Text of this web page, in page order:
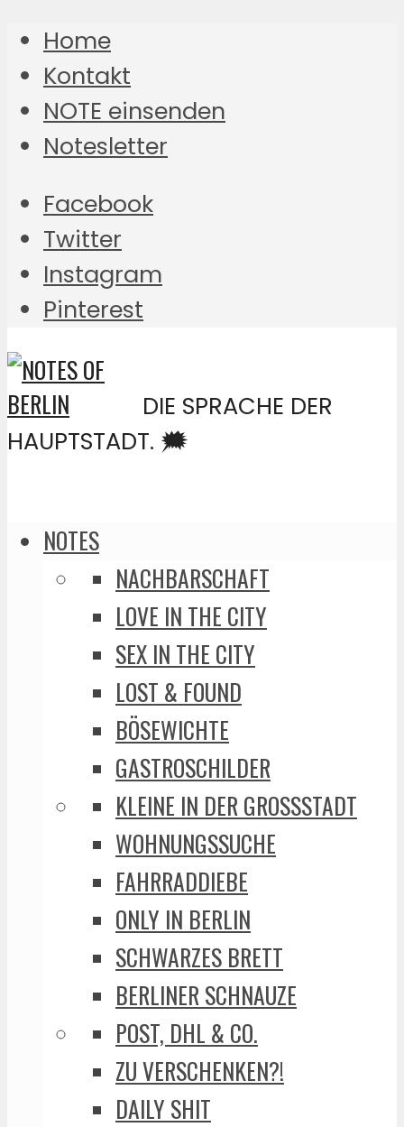
Home
Kontakt
NOTE einsenden
Notesletter
Facebook
Twitter
Instagram
Pinterest
DIE SPRACHE DER
HAUPTSTADT. 🗯️
NOTES
NACHBARSCHAFT
LOVE IN THE CITY
SEX IN THE CITY
LOST & FOUND
BÖSEWICHTE
GASTROSCHILDER
KLEINE IN DER GROSSSTADT
WOHNUNGSSUCHE
FAHRRADDIEBE
ONLY IN BERLIN
SCHWARZES BRETT
BERLINER SCHNAUZE
POST, DHL & CO.
ZU VERSCHENKEN?!
DAILY SHIT